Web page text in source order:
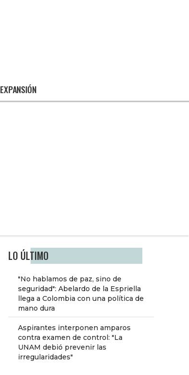
EXPANSIÓN
LO ÚLTIMO
"No hablamos de paz, sino de
seguridad": Abelardo de la Espriella
llega a Colombia con una política de
mano dura
Aspirantes interponen amparos
contra examen de control: "La
UNAM debió prevenir las
irregularidades"